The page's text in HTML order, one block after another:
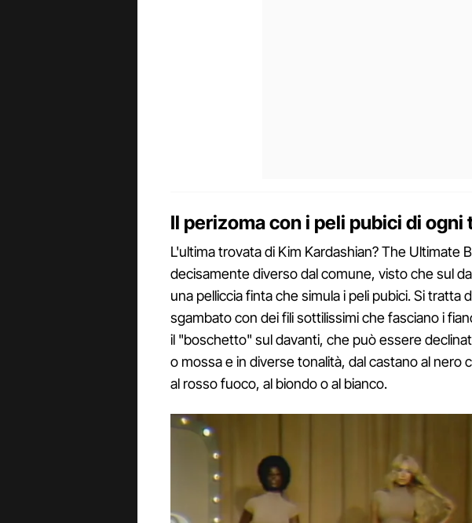
Il perizoma con i peli pubici di ogni
L'ultima trovata di Kim Kardashian? The Ultimate
decisamente diverso dal comune, visto che sul
una pelliccia finta che simula i peli pubici. Si tratta
sgambato con dei fili sottilissimi che fasciano i
il "boschetto" sul davanti, che può essere
o mossa e in diverse tonalità, dal castano al nero
al rosso fuoco, al biondo o al bianco.